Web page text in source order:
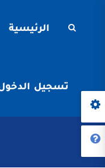
الرئيسية
تسجيل